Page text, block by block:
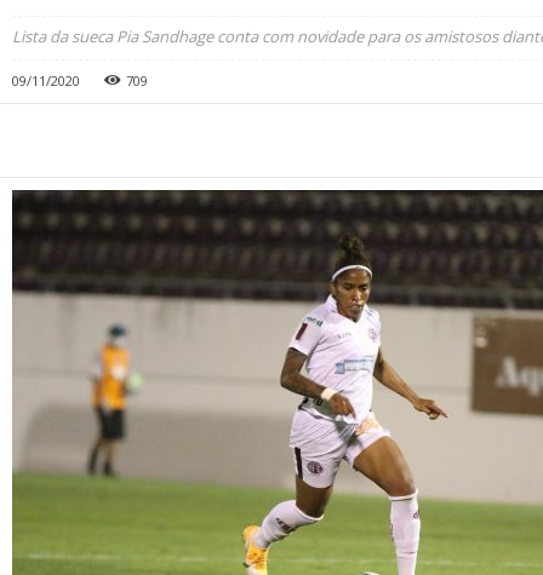
Lista da sueca Pia Sandhage conta com novidade para os amistosos
09/11/2020 709